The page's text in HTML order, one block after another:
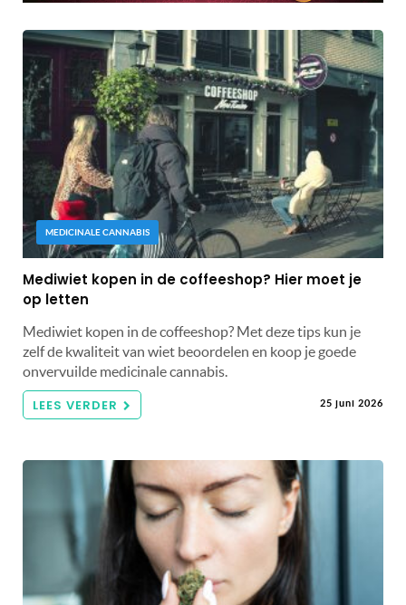
MEDICINALE CANNABIS
Mediwiet kopen in de coffeeshop? Hier moet je
op letten
Mediwiet kopen in de coffeeshop? Met deze tips kun je
zelf de kwaliteit van wiet beoordelen en koop je goede
onvervuilde medicinale cannabis.
LEES VERDER 25 juni 2026